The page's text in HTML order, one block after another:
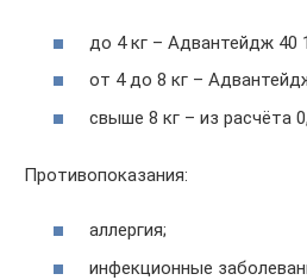
до 4 кг – Адвантейдж 40
от 4 до 8 кг –
свыше 8 кг – из расчёта
Противопоказания:
аллергия;
инфекционные